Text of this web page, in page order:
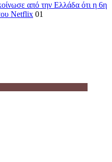
από την Ελλάδα ότι η 6η
Netflix 01